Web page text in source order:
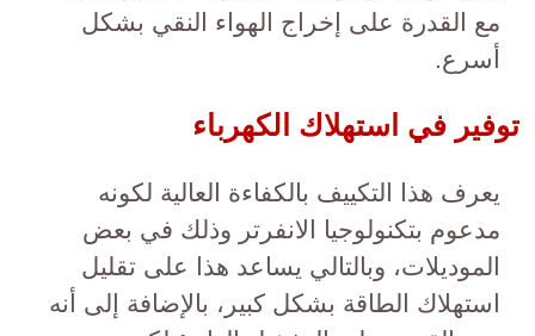
مع القدرة على إخراج الهواء النقي بشكل
أسرع.
توفير في استهلاك الكهرباء
يعرف هذا التكييف بالكفاءة العالية لكونه
مدعوم بتكنولوجيا الانفرتر وذلك في بعض
الموديلات، وبالتالي يساعد هذا على تقليل
استهلاك الطاقة بشكل كبير، بالإضافة إلى أنه